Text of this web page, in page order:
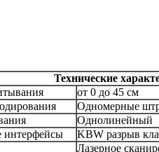
Технические
от 0 до 45 см
Одномерные
Однолинейный
интерфейсы
KBW разрыв
Лазерное